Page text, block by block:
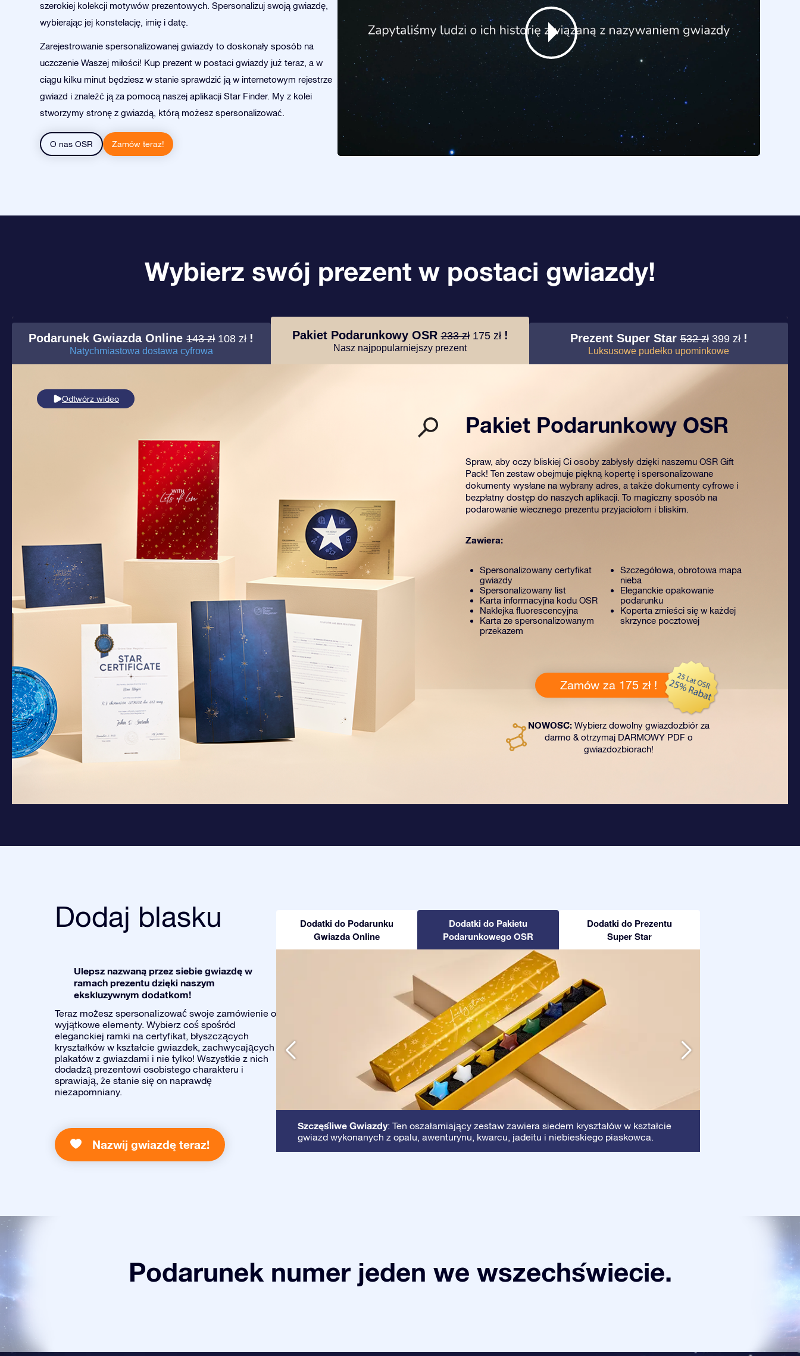
szerokiej kolekcji motywów prezentowych. Spersonalizuj swoją gwiazdę,
wybierając jej konstelację, imię i datę.
Zarejestrowanie spersonalizowanej gwiazdy to doskonały sposób na
uczczenie Waszej miłości! Kup prezent w postaci gwiazdy już teraz, a w
ciągu kilku minut będziesz w stanie sprawdzić ją w internetowym rejestrze
gwiazd i znaleźć ją za pomocą naszej aplikacji Star Finder. My z kolei
stworzymy stronę z gwiazdą, którą możesz spersonalizować.
O nas OSR Zamów teraz!
Wybierz swój prezent w postaci gwiazdy!
Podarunek Gwiazda Online143 zł 108 zł !
Natychmiastowa dostawa cyfrowa
Pakiet Podarunkowy OSR233 zł 175 zł !
Nasz najpopularniejszy prezent
Prezent Super Star532 zł 399 zł !
Luksusowe pudełko upominkowe
Odtwórz wideo
Pakiet Podarunkowy OSR
Spraw, aby oczy bliskiej Ci osoby zabłysły dzięki naszemu OSR Gift
Pack! Ten zestaw obejmuje piękną kopertę i spersonalizowane
dokumenty wysłane na wybrany adres, a także dokumenty cyfrowe i
bezpłatny dostęp do naszych aplikacji. To magiczny sposób na
podarowanie wiecznego prezentu przyjaciołom i bliskim.
Zawiera:
Spersonalizowany certyfikat
gwiazdy
Spersonalizowany list
Karta informacyjna kodu OSR
Naklejka fluorescencyjna
Karta ze spersonalizowanym
przekazem
Szczegółowa, obrotowa mapa
nieba
Eleganckie opakowanie
podarunku
Koperta zmieści się w każdej
skrzynce pocztowej
Zamów za 175 zł !
NOWOŚĆ: Wybierz dowolny gwiazdozbiór za
darmo & otrzymaj DARMOWY PDF o
gwiazdozbiorach!
Dodaj blasku
Ulepsz nazwaną przez siebie gwiazdę w
ramach prezentu dzięki naszym
ekskluzywnym dodatkom!
Teraz możesz spersonalizować swoje zamówienie o
wyjątkowe elementy. Wybierz coś spośród
eleganckiej ramki na certyfikat, błyszczących
kryształków w kształcie gwiazdek, zachwycających
plakatów z gwiazdami i nie tylko! Wszystkie z nich
dodadzą prezentowi osobistego charakteru i
sprawiają, że stanie się on naprawdę
niezapomniany.
Nazwij gwiazdę teraz!
Dodatki do Podarunku
Gwiazda Online
Dodatki do Pakietu
Podarunkowego OSR
Dodatki do Prezentu
Super Star
Szczęśliwe Gwiazdy: Ten oszałamiający zestaw zawiera siedem kryształów w kształcie
gwiazd wykonanych z opalu, awenturynu, kwarcu, jadeitu i niebieskiego piaskowca.
Podarunek numer jeden we wszechświecie.